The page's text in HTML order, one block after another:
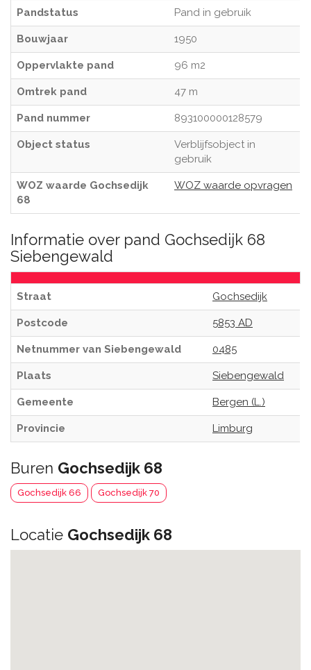
Pandstatus Pand in gebruik
Bouwjaar 1950
Oppervlakte pand 96 m2
Omtrek pand 47 m
Pand nummer 893100000128579
Object status
Verblijfsobject in
gebruik
WOZ waarde Gochsedijk
68
WOZ waarde opvragen
Informatie over pand Gochsedijk 68
Siebengewald
Straat Gochsedijk
Postcode 5853 AD
Netnummer van Siebengewald 0485
Plaats Siebengewald
Gemeente Bergen (L.)
Provincie Limburg
Buren Gochsedijk 68
Gochsedijk 66 Gochsedijk 70
Locatie Gochsedijk 68